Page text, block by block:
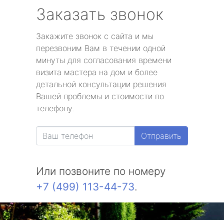
Заказать звонок
Закажите звонок с сайта и мы
перезвоним Вам в течении одной
минуты для согласования времени
визита мастера на дом и более
детальной консультации решения
Вашей проблемы и стоимости по
телефону.
Отправить
Или позвоните по номеру
+7 (499) 113-44-73.